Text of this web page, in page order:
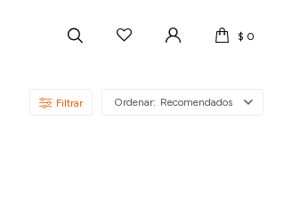
$ 0
Recomendados